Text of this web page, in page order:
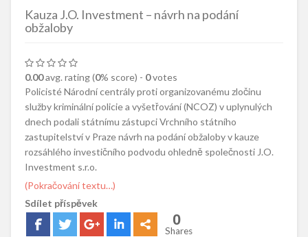
Kauza J.O. Investment – návrh na podání
obžaloby
0.00avg. rating (0% score) - 0votes
Policisté Národní centrály proti organizovanému zločinu
služby kriminální policie a vyšetřování (NCOZ) v uplynulých
dnech podali státnímu zástupci Vrchního státního
zastupitelství v Praze návrh na podání obžaloby v kauze
rozsáhlého investičního podvodu ohledně společnosti J.O.
Investment s.r.o.
(Pokračování textu…)
Sdílet příspěvek
0
Shares